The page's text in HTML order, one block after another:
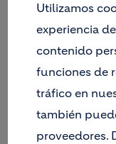
desafíos
Utilizamos
experiencia
contenido
funciones de
tráfico en
también
proveedores.